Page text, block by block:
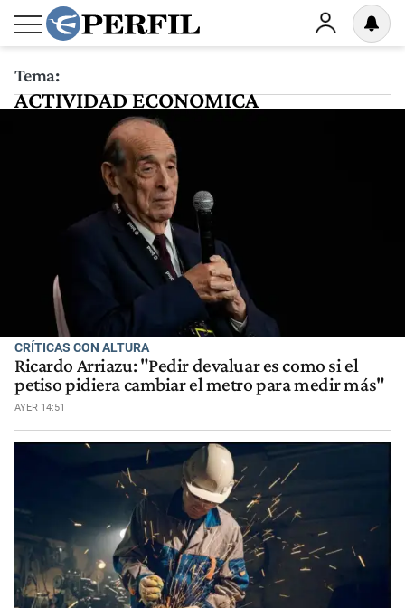
Tema:
ACTIVIDAD ECONOMICA
CRÍTICAS CON ALTURA
Ricardo Arriazu: "Pedir devaluar es como si el
petiso pidiera cambiar el metro para medir más"
AYER 14:51